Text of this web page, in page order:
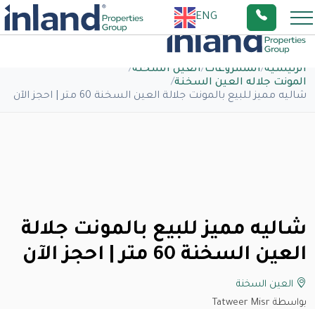
ENG
الرئيسية/المشروعات/العين السخنة/
المونت جلاله العين السخنة/
شاليه مميز للبيع بالمونت جلالة العين السخنة 60 متر | احجز الآن
شاليه مميز للبيع بالمونت جلالة
العين السخنة 60 متر | احجز الآن
العين السخنة
بواسطة Tatweer Misr